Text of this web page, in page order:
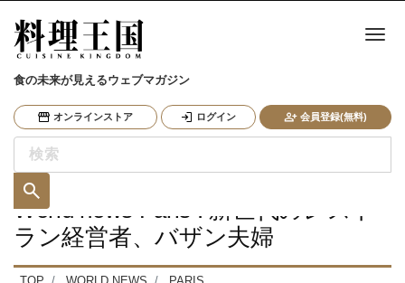
食の未来が見えるウェブマガジン
オンラインストア ログイン 会員登録(無料)
ナ
World news Paris : 新世代のレスト
ラン経営者、バザン夫婦
TOP WORLD NEWS
PARIS